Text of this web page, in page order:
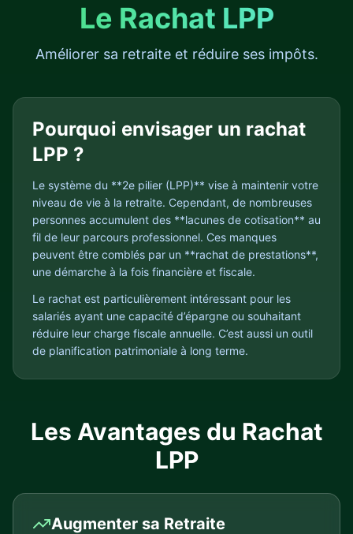
Le Rachat LPP
Améliorer sa retraite et réduire ses impôts.
Pourquoi envisager un rachat
LPP ?
Le système du **2e pilier (LPP)** vise à maintenir votre
niveau de vie à la retraite. Cependant, de nombreuses
personnes accumulent des **lacunes de cotisation** au
fil de leur parcours professionnel. Ces manques
peuvent être comblés par un **rachat de prestations**,
une démarche à la fois financière et fiscale.
Le rachat est particulièrement intéressant pour les
salariés ayant une capacité d’épargne ou souhaitant
réduire leur charge fiscale annuelle. C’est aussi un outil
de planification patrimoniale à long terme.
Les Avantages du Rachat
LPP
Augmenter sa Retraite